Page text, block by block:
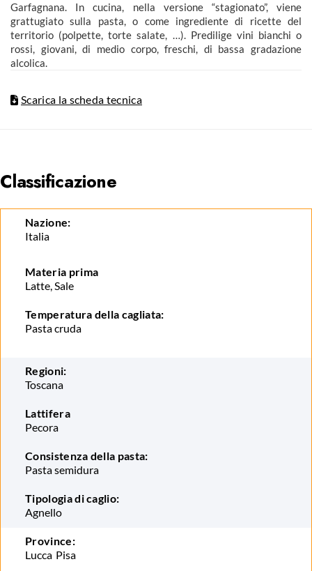
Garfagnana. In cucina, nella versione “stagionato”, viene
grattugiato sulla pasta, o come ingrediente di ricette del
territorio (polpette, torte salate, …). Predilige vini bianchi o
rossi, giovani, di medio corpo, freschi, di bassa gradazione
alcolica.
Scarica la scheda tecnica
Classificazione
Nazione:
Italia
Materia prima
Latte, Sale
Temperatura della cagliata:
Pasta cruda
Regioni:
Toscana
Lattifera
Pecora
Consistenza della pasta:
Pasta semidura
Tipologia di caglio:
Agnello
Province:
Lucca Pisa